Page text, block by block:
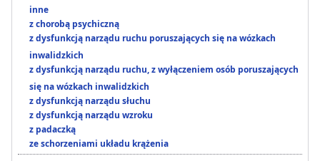
inne
z chorobą psychiczną
z dysfunkcją narządu ruchu poruszających się na wózkach
inwalidzkich
z dysfunkcją narządu ruchu, z wyłączeniem osób poruszających
się na wózkach inwalidzkich
z dysfunkcją narządu słuchu
z dysfunkcją narządu wzroku
z padaczką
ze schorzeniami układu krążenia